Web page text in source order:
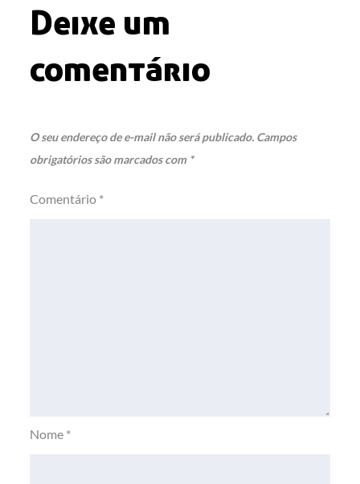
Deixe um
comentário
O seu endereço de e-mail não será publicado. Campos
obrigatórios são marcados com *
Comentário *
Nome *